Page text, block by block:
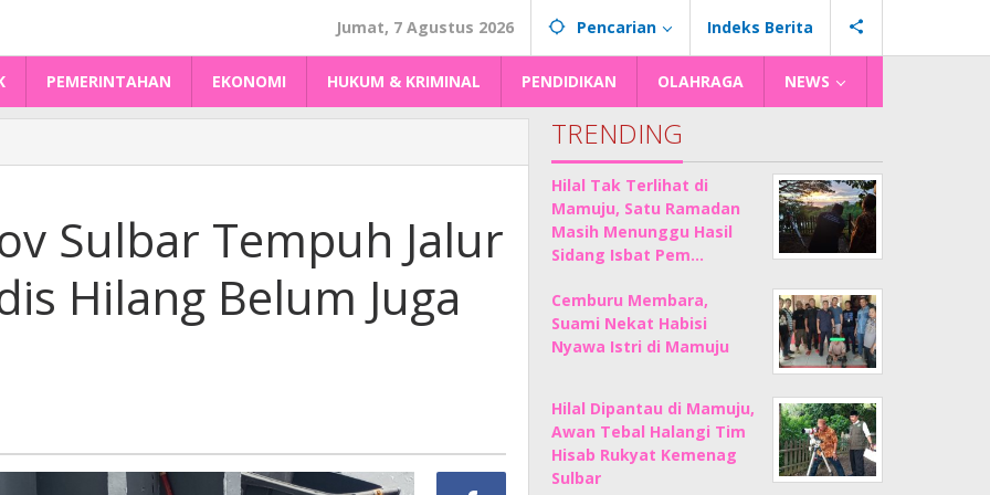
Jumat, 7 Agustus 2026 Pencarian Indeks Berita
PEMERINTAHAN EKONOMI HUKUM & KRIMINAL PENDIDIKAN OLAHRAGA NEWS
Sulbar Tempuh Jalur
Hilang Belum Juga
TRENDING
Hilal Tak Terlihat di
Mamuju, Satu Ramadan
Masih Menunggu Hasil
Sidang Isbat Pem…
Cemburu Membara,
Suami Nekat Habisi
Nyawa Istri di Mamuju
Hilal Dipantau di Mamuju,
Awan Tebal Halangi Tim
Hisab Rukyat Kemenag
Sulbar